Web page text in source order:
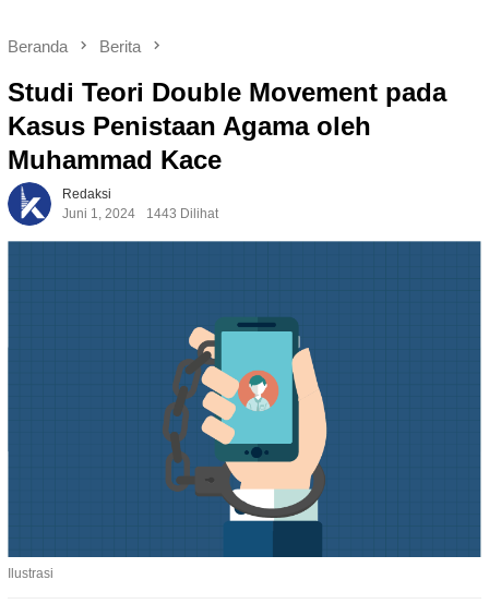
Beranda Berita
Studi Teori Double Movement pada
Kasus Penistaan Agama oleh
Muhammad Kace
Redaksi
Juni 1, 2024
1443 Dilihat
Ilustrasi